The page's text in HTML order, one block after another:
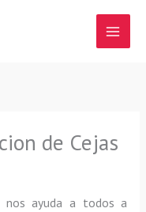
de Cejas
nos ayuda a todos a